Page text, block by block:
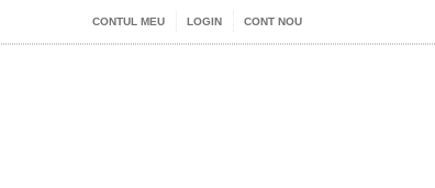
CONTUL MEU LOGIN CONT NOU